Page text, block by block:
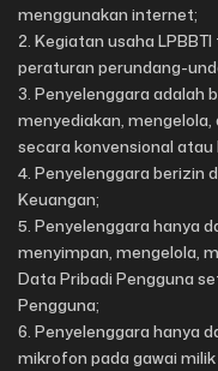
menggunakan internet;
Kegiatan usaha
peraturan perundang-
Penyelenggara adalah
menyediakan, mengelola,
secara konvensional atau
Penyelenggara berizin
Keuangan;
Penyelenggara hanya
menyimpan, mengelola,
Data Pribadi Pengguna
Pengguna;
Penyelenggara hanya
mikrofon pada gawai